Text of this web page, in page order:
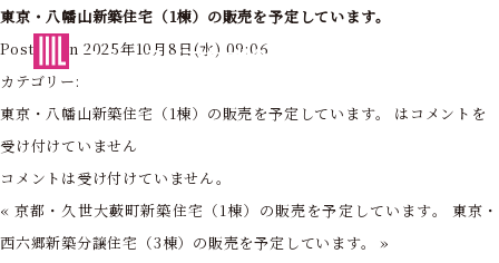
フォーライフ株式会社
東京・八幡山新築住宅（1棟）の販売を予定しています。
Posted on 2025年10月8日(水) 09:06
カテゴリー:
東京・八幡山新築住宅（1棟）の販売を予定しています。 は コメントを
受け付けていません
コメントは受け付けていません。
« 京都・久世大藪町新築住宅（1棟）の販売を予定しています。
東京・
西六郷新築分譲住宅（3棟）の販売を予定しています。
»